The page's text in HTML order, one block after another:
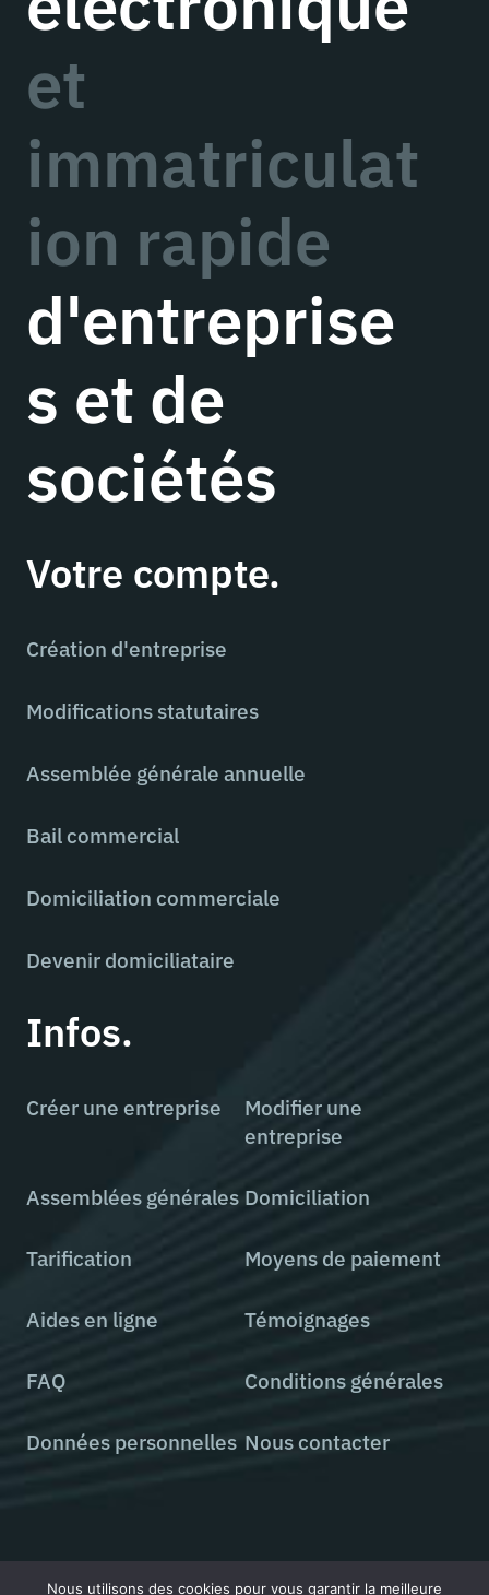
et
immatriculat
ion rapide
d'entreprise
s et de
sociétés
Votre compte.
Création d'entreprise
Modifications statutaires
Assemblée générale annuelle
Bail commercial
Domiciliation commerciale
Devenir domiciliataire
Infos.
Créer une entreprise
Modifier une
entreprise
Assemblées générales Domiciliation
Tarification Moyens de paiement
Aides en ligne Témoignages
FAQ Conditions générales
Données personnelles Nous contacter
Tous droits réservés © 2000 - 2026 StatutsOnLine
Nous utilisons des cookies pour vous garantir la meilleure